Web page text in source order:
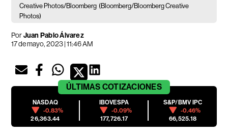
Creative Photos/Bloomberg (Bloomberg/Bloomberg Creative
Photos)
PorJuan Pablo Álvarez
17 de mayo, 2023 | 11:46 AM
ÚLTIMAS COTIZACIONES
NASDAQ
-0.83%
26,363.44
IBOVESPA
-0.09%
177,726.17
S&P/BMV IPC
-0.46%
66,525.18